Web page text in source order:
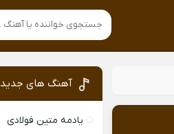
آهنگ های جدید
یادمه متین فولادی